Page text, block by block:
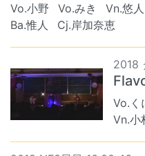
Vo.小野 Vo.みき Vn.悠人
Ba.惟人
Cj.岸加奈恵
2018
Vo.く
Vn.小